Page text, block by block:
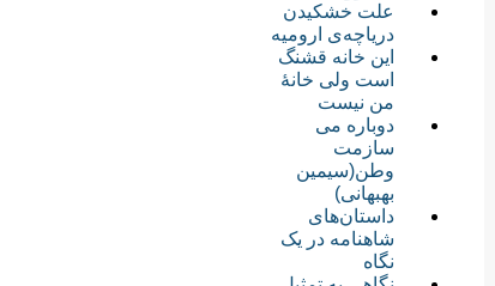
علت خشکیدن
دریاچه‌ی ارومیه
این خانه قشنگ
است ولی خانۀ
من نیست
دوباره می
سازمت
وطن(سیمین
بهبهانی)
داستان‌های
شاهنامه در یک
نگاه